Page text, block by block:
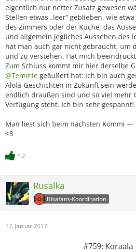
eigentlich nur netter Zusatz gewesen
Stellen etwas „leer“ geblieben, wie
des Zimmers oder der Küche, das
und allgemein jegliches Aussehen des
hat man auch gar nicht gebraucht, um
und zu verstehen. Hat mich
Zum Schluss kommt mir hier derselbe
@Temmie geäußert hat: ich bin auch
Alola-Geschichten in Zukunft sein
endlich draußen sind und so viel mehr
Verfügung steht. Ich bin sehr gespannt!
Man liest sich beim nächsten Kommi —
<3
2
Rusalka
Bisafans-Koordination
17. Januar 2017
#759: Koraala